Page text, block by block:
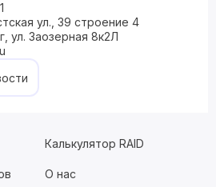
ул., 39 строение 4
ул. Заозерная 8к2Л
Калькулятор RAID
О нас